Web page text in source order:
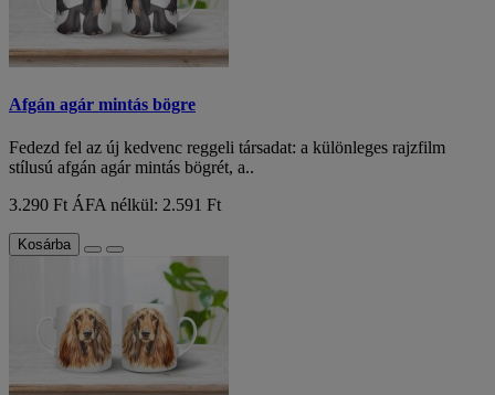
Afgán agár mintás bögre
Fedezd fel az új kedvenc reggeli társadat: a különleges rajzfilm
stílusú afgán agár mintás bögrét, a..
3.290 Ft ÁFA nélkül: 2.591 Ft
Kosárba